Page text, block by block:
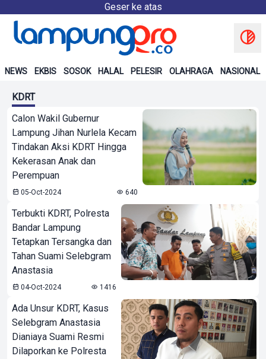
Geser ke atas
NEWS EKBIS SOSOK HALAL PELESIR OLAHRAGA NASIONAL
KDRT
Calon Wakil Gubernur
Lampung Jihan Nurlela Kecam
Tindakan Aksi KDRT Hingga
Kekerasan Anak dan
Perempuan
05-Oct-2024 640
Terbukti KDRT, Polresta
Bandar Lampung
Tetapkan Tersangka dan
Tahan Suami Selebgram
Anastasia
04-Oct-2024 1416
Ada Unsur KDRT, Kasus
Selebgram Anastasia
Dianiaya Suami Resmi
Dilaporkan ke Polresta